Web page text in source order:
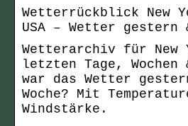
Wetterrückblick New
USA – Wetter gestern
Wetterarchiv für
letzten Tage, Wochen
war das Wetter
Woche? Mit
Windstärke.